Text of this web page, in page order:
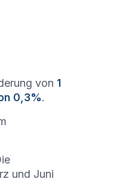
von 1
0,3%.
und Juni